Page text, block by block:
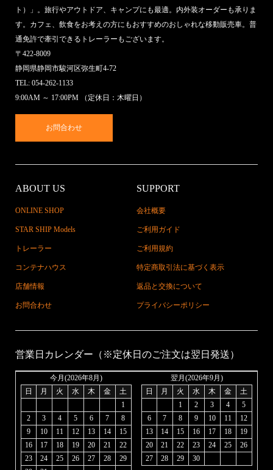
ト）」。旅行やアウトドア、キャンプにも最適。内外装オーダーも承りま
す。カフェ、飲食をお考えの方にもおすすめのおしゃれな移動販売車。普
通免許で牽引できるトレーラーもございます。
〒422-8009
静岡県静岡市駿河区弥生町4-72
TEL: 054-262-1133
9:00AM ～ 17:00PM （定休日：木曜日）
お問合わせ
ABOUT US
ONLINE SHOP
STAR SHIP Models
トレーラー
コンテナハウス
店舗情報
お問合わせ
SUPPORT
会社概要
ご利用ガイド
ご利用規約
特定商取引法に基づく表示
返品と交換について
プライバシーポリシー
営業日カレンダー（※定休日のご注文は翌日発送）
今月(2026年8月)
日
月 火 水 木 金
土
1
2
3 4 5 6 7
8
9
10 11 12 13 14
15
16
17 18 19 20 21
22
23
24 25 26 27 28
29
翌月(2026年9月)
日
月 火 水 木 金
土
1
2 3 4
5
6
7 8 9 10 11
12
13
14 15 16 17 18
19
20
21 22 23 24 25
26
27
28 29 30